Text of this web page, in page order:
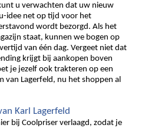
u verwachten dat uw nieuw
idee net op tijd voor het
wordt bezorgd. Als het
staat, kunnen we bogen op
van één dag. Vergeet niet dat
krijgt bij aankopen boven
je jezelf ook trakteren op een
Lagerfeld, nu het shoppen al
Karl Lagerfeld
bij Coolpriser verlaagd, zodat je